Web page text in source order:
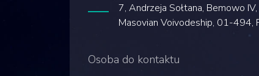
7, Andrzeja Sołtana, Bemowo
Masovian Voivodeship, 01-494,
Osoba do kontaktu